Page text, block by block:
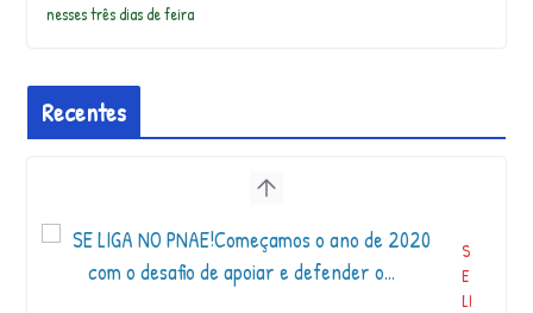
nesses três dias de feira
Recentes
S
E
LI